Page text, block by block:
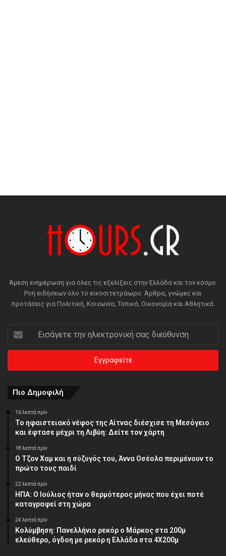
Άμεση ενημέρωση για όλες τις εξελίξεις στην Ελλάδα και τον κόσμο.
Ροή ειδήσεων όλο το εικοσιτετράωρο. Άρθρα, γνώμες και
προτάσεις για Πολιτική, Κοινωνία, Τοπικά, Οικονομία και Αθλητικά.
Εισάγετε
την
ηλεκτρονική
διεύθυνση
Πιο Δημοφιλή
16 λεπτά πρίν
Το ηφαιστειακό νέφος της Αίτνας διέσχισε τη Μεσόγειο
και έφτασε μέχρι τη Λιβύη: Δείτε τον χάρτη
18 λεπτά πρίν
Ο Τζον Χαμ και η σύζυγός του, Άννα Οσέολα περιμένουν το
πρώτο τους παιδί
22 λεπτά πρίν
ΗΠΑ: Ο Ιούλιος ήταν ο θερμότερος μήνας που έχει ποτέ
καταγραφεί στη χώρα
24 λεπτά πρίν
Κολύμβηση: Πανελλήνιο ρεκόρ ο Μάρκος στα 200μ
ελεύθερο, όγδοη με ρεκόρ η Ελλάδα στα 4Χ200μ